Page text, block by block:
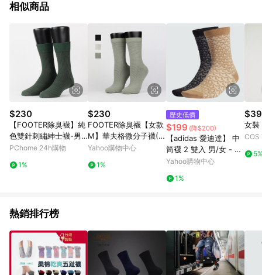
品、票券、訂閱方案、PChome儲值商品、企業專區/企業採購、
值點數、點數/禮物卡 [2025/2/16起適用] - 票券全品項
[2026/6/2起適用] 《5》回饋點數的計算將會排除【訂單活動折
扣 (含折價券折扣)】、【P幣扣抵】、【現金積點扣抵】及【訂單
運費】等金額。 《6》符合LINE POINTS回饋資格之訂單將於商
家訂單頁面標示「LINE回饋」，若無此標示則 不符合回饋LINE
POINTS點數資格亦不得使用點數紅包 。 《7》LINE購物設有
「單一商品最高回饋點數」機制 (特殊活動時開放「回饋無上
限」)，以同一訂單中同一商品不論件數計算，並依訂單成立時間
當下LINE購物所設定的回饋機制為準。 《8》LINE購物為購物資
訊整合性平台，商品資料更新會有時間差，如顯示之商品規格、
顏色、價位、贈品與PChome 24h購物銷售網頁不符，以銷售網
頁標示為準！
相似商品
$230
【FOOTER除臭襪】純
色雙針刺繡紳士襪-男
女款(Q53-墨綠)
PChome 24h購物
1%
$230
FOOTER除臭襪【女款
M】華夫格微分子襪(T
75)
Yahoo購物中心
1%
歷史低價
$199 (降$200)
【adidas 愛迪達】 中
筒襪 2 雙入 男/女 - Or
iginals IW8611
Yahoo購物中心
1%
女裝
COS
熱銷排行榜